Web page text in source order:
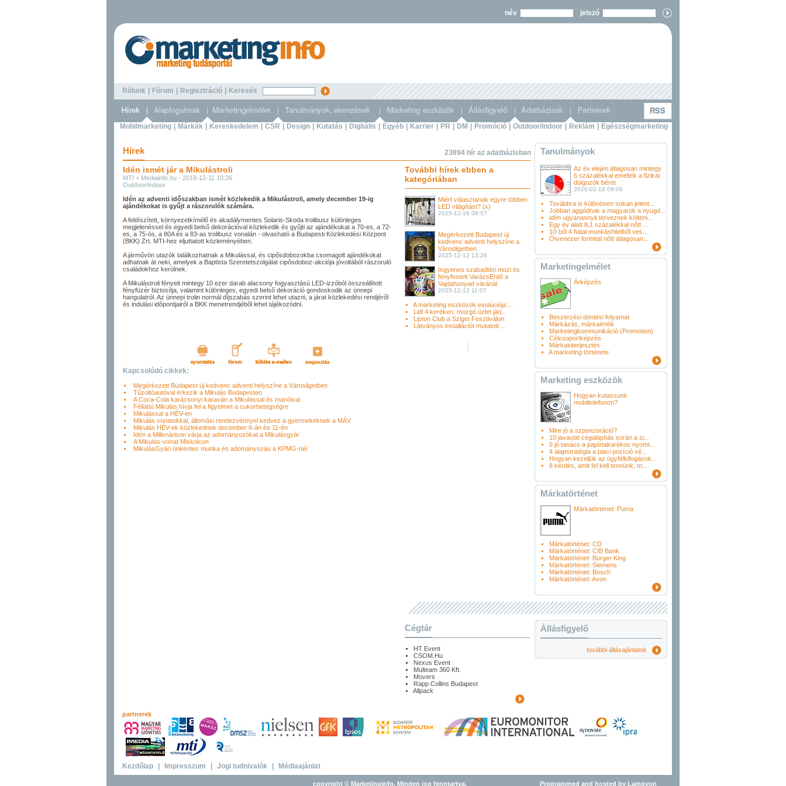
név jelszó
Rólunk Fórum Regisztráció Keresés
Mobilmarketing Márkák Kereskedelem CSR Design Kutatás Digitális Egyéb Karrier PR DM Promóció Outdoor/indoor Reklám Egészségmarketing
Hírek 23894 hír az adatbázisban Tanulmányok
Idén ismét jár a Mikulástroli
MTI + Mediainfo.hu - 2018-12-11 10:26
Outdoor/indoor
Idén az adventi időszakban ismét közlekedik a Mikulástroli, amely december 19-ig
ajándékokat is gyűjt a rászorulók számára.
A feldíszített, környezetkímélő és akadálymentes Solaris-Skoda trolibusz különleges
megjelenéssel és egyedi belső dekorációval közlekedik és gyűjti az ajándékokat a 70-es, a 72-
es, a 75-ös, a 80A és a 83-as trolibusz vonalán - olvasható a Budapesti Közlekedési Központ
(BKK) Zrt. MTI-hez eljuttatott közleményében.
A járművön utazók találkozhatnak a Mikulással, és cipősdobozokba csomagolt ajándékokat
adhatnak át neki, amelyek a Baptista Szeretetszolgálat cipősdoboz-akciója jóvoltából rászoruló
családokhoz kerülnek.
A Mikulástroli fényeit mintegy 10 ezer darab alacsony fogyasztású LED-izzóból összeállított
fényfüzér biztosítja, valamint különleges, egyedi belső dekoráció gondoskodik az ünnepi
hangulatról. Az ünnepi trolin normál díjszabás szerint lehet utazni, a járat közlekedési rendjéről
és indulási időpontjairól a BKK menetrendjéből lehet tájékozódni.
Kapcsolódó cikkek:
Megérkezett Budapest új kedvenc adventi helyszíne a Városligetben
Tűzoltóautóval érkezik a Mikulás Budapesten
A Coca-Cola karácsonyi karaván a Mikulással és manóival
Féllábú Mikulás hívja fel a figyelmet a cukorbetegségre
Mikulással a HÉV-en
Mikulás vonatokkal, állomási rendezvénnyel kedvez a gyermekeknek a MÁV
Mikulás HÉV-ek közlekednek december 6-án és 11-én
Idén a Millenárison várja az adományozókat a Mikulásgyár
A Mikulás-vonat Miskolcon
MikulásGyári önkéntes munka és adományozás a KPMG-nél
További hírek ebben a
kategóriában
Miért választanak egyre többen
LED világítást? (x)
2025-12-16 09:57
Megérkezett Budapest új
kedvenc adventi helyszíne a
Városligetben
2025-12-12 13:26
Ingyenes szabadtéri mozi és
fényfestett VarázsErdő a
Vajdahunyad váránál
2025-12-12 11:07
A marketing eszközök evolúciója:...
Lidl 4 keréken: mozgó üzlet járj...
Lipton Club a Sziget Fesztiválon
Látványos installációt mutatott ...
Az év elején átlagosan mintegy
6 százalékkal emelték a fizikai
dolgozók bérét
2026-02-18 09:09
Továbbra is különösen sokan jelent...
Jobban aggódnak a magyarok a nyugd...
idén ugyanannyit terveznek költeni...
Egy év alatt 8,1 százalékkal nőtt ...
10-ből 4 fiatal munkáshitelből ves...
Ötvenezer forinttal nőtt átlagosan...
Marketingelmélet
Árképzés
Beszerzési döntési folyamat
Márkázás, márkaérték
Marketingkommunikáció (Promotion)
Célcsoportképzés
Márkakiterjesztés
A marketing története
Marketing eszközök
Hogyan kutassunk
mobiltelefonon?
Mire jó a szponzoráció?
10 javaslat cégalapítás során a si...
5 jó tanács a papírtakarékos nyomt...
4 alapstratégia a piaci pozíció vé...
Hogyan kezeljük az ügyfélkifogások...
8 kérdés, amit fel kell tennünk, m...
Márkatörténet
Márkatörténet: Puma
Márkatörténet: CD
Márkatörténet: CIB Bank
Márkatörténet: Burger King
Márkatörténet: Siemens
Márkatörténet: Bosch
Márkatörténet: Avon
Cégtár
HT Event
CSOM.Hu
Nexus Event
Multeam 360 Kft.
Movers
Rapp Collins Budapest
Allpack
Állásfigyelő
további állásajánlatok
partnerek
Kezdőlap Impresszum Jogi tudnivalók Médiaajánlat
copyright © Marketinginfo. Minden jog fenntartva. Programmed and hosted by Lampyon